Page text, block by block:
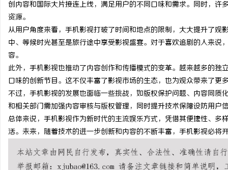
创内容和国际大片接连上线，满足用户的不同口味和需求。同时，
资源。
从用户角度来看，手机影视打破了时间和地点的限制，大大提升了
中、等候时光甚至是旅行途中享受影视盛宴。对于喜欢追剧的人来
容。
此外，手机影视也推动了内容创作和传播模式的变革。越来越多的
口味的创新节目。这不仅丰富了影视市场的生态，也为观众带来了更
不过，手机影视的发展也面临一些挑战，如版权保护问题、内容同
和相关部门需加强内容审核与版权管理，同时提升技术保障设防用户
总体来说，手机影视作为新时代的主流娱乐方式，凭借其便捷性、
活。未来，随着技术的进一步创新和内容的不断丰富，手机影视必将
激光切管机：现代制造